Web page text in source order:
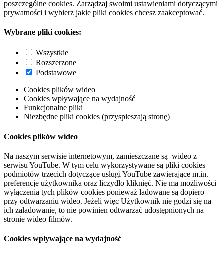
poszczególne cookies. Zarządzaj swoimi ustawieniami dotyczącymi
prywatności i wybierz jakie pliki cookies chcesz zaakceptować.
Wybrane pliki cookies:
Wszystkie
Rozszerzone
Podstawowe
Cookies plików wideo
Cookies wpływające na wydajność
Funkcjonalne pliki
Niezbędne pliki cookies (przyspieszają stronę)
Cookies plików wideo
Na naszym serwisie internetowym, zamieszczane są wideo z
serwisu YouTube. W tym celu wykorzystywane są pliki cookies
podmiotów trzecich dotyczące usługi YouTube zawierające m.in.
preferencje użytkownika oraz liczydło kliknięć. Nie ma możliwości
wyłączenia tych plików cookies ponieważ ładowane są dopiero
przy odtwarzaniu wideo. Jeżeli więc Użytkownik nie godzi się na
ich załadowanie, to nie powinien odtwarzać udostępnionych na
stronie wideo filmów.
Cookies wpływające na wydajność